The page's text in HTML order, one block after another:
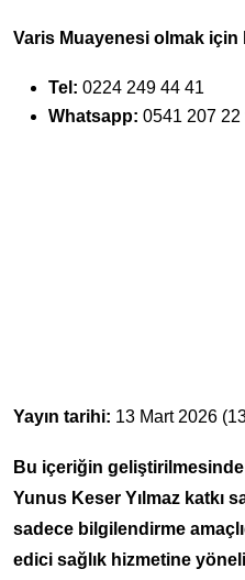
Varis Muayenesi olmak
Tel: 0224 249 44 41
Whatsapp: 0541 207 22
Yayın tarihi: 13 Mart 2026
Bu içeriğin geliştirilmesinde
Yunus Keser Yılmaz katkı
sadece bilgilendirme
edici sağlık hizmetine